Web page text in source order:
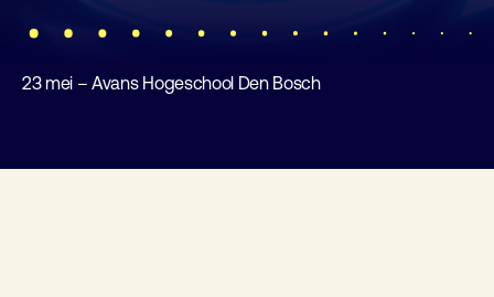
23 mei – Avans Hogeschool Den Bosch